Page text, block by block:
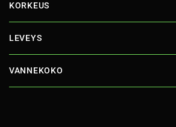
KORKEUS
LEVEYS
VANNEKOKO